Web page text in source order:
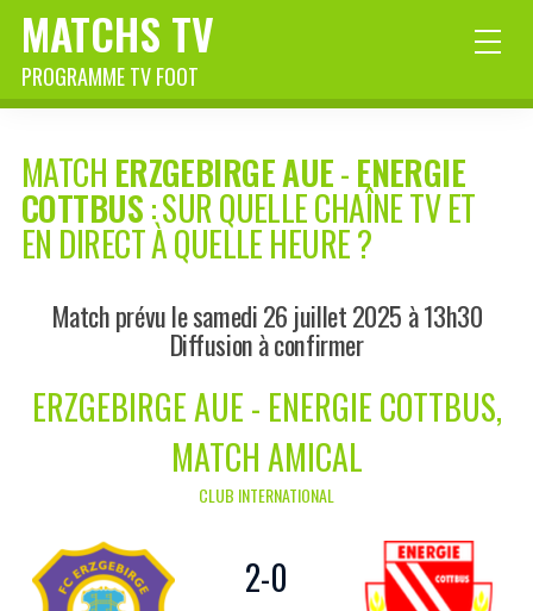
MATCHS TV
PROGRAMME TV FOOT
MATCH ERZGEBIRGE AUE-ENERGIE
COTTBUS: SUR QUELLE CHAÎNE TV ET
EN DIRECT À QUELLE HEURE ?
Match prévu le samedi 26 juillet 2025 à 13h30
Diffusion à confirmer
ERZGEBIRGE AUE - ENERGIE COTTBUS,
MATCH AMICAL
CLUB INTERNATIONAL
2-0